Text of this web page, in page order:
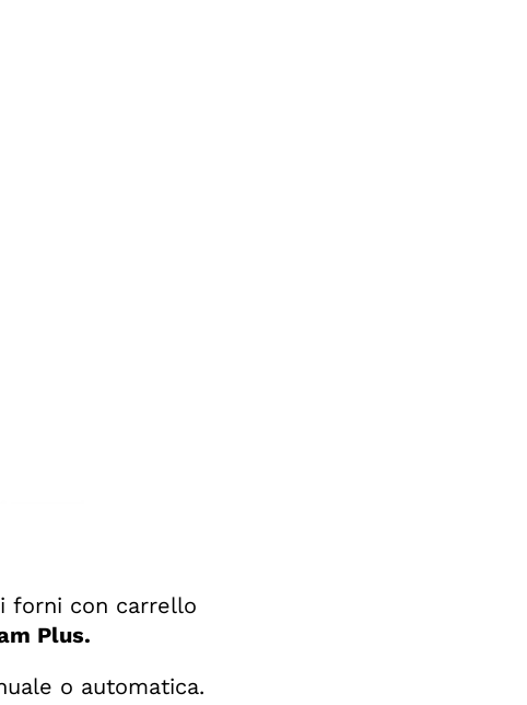
forni con carrello
Plus.
o automatica.